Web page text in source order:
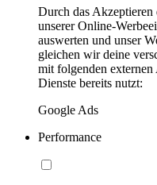
Durch das
unserer Online-
auswerten und unser
gleichen wir deine
mit folgenden externen
Dienste bereits nutzt:
Google Ads
Performance